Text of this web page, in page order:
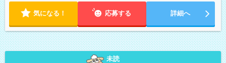
気になる！ 応募する 詳細へ
未読